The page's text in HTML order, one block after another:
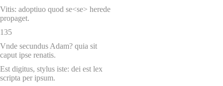
Vitis: adoptiuo quod se<se> herede
propaget.
135
Vnde secundus Adam? quia sit
caput ipse renatis.
Est digitus, stylus iste: dei est lex
scripta per ipsum.